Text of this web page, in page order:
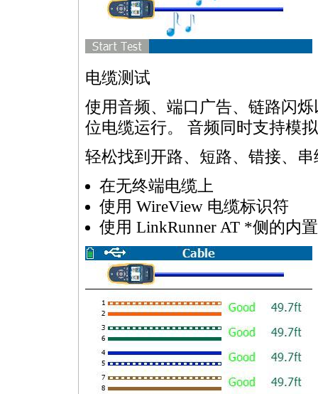
电缆测试
使用音频、端口广告、链路闪
位电缆运行。 音频同时支持模
轻松找到开路、短路、错接、
在无终端电缆上
使用 WireView 电缆标识符
使用 LinkRunner AT *侧的内